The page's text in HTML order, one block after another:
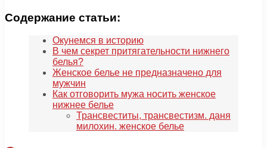
Содержание статьи:
Окунемся в историю
В чем секрет притягательности нижнего
белья?
Женское белье не предназначено для
мужчин
Как отговорить мужа носить женское
нижнее белье
Трансвеститы, трансвестизм. даня
милохин. женское белье